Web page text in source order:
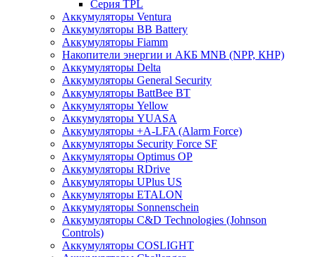
Серия TPL
Аккумуляторы Ventura
Аккумуляторы BB Battery
Аккумуляторы Fiamm
Накопители энергии и АКБ MNB (NPP, КНР)
Аккумуляторы Delta
Аккумуляторы General Security
Аккумуляторы BattBee BT
Аккумуляторы Yellow
Аккумуляторы YUASA
Аккумуляторы +A-LFA (Alarm Force)
Аккумуляторы Security Force SF
Аккумуляторы Optimus OP
Аккумуляторы RDrive
Аккумуляторы UPlus US
Аккумуляторы ETALON
Аккумуляторы Sonnenschein
Аккумуляторы С&D Technologies (Johnson
Controls)
Аккумуляторы COSLIGHT